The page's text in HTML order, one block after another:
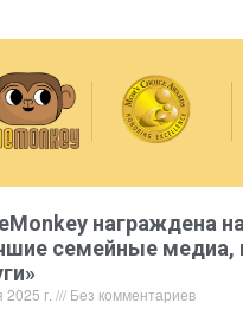
награждена
семейные медиа,
г. Без комментариев